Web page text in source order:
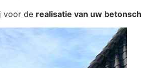
voor de realisatie van uw